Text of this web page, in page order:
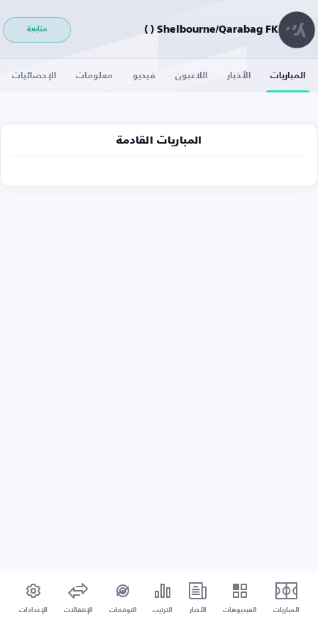
Shelbourne/Qarabag FK ( ) متابعة
المباريات الأخبار اللاعبون فيديو معلومات الإحصائيات
المباريات القادمة
المباريات الفيديوهات الأخبار الترتيب التوقعات الإنتقالات الإعدادات